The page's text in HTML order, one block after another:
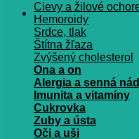
Cievy a žilové
Hemoroidy
Srdce, tlak
Štítna žľaza
Zvýšený cholesterol
Ona a on
Alergia a senná
Imunita a vitamíny
Cukrovka
Zuby a ústa
Oči a uši